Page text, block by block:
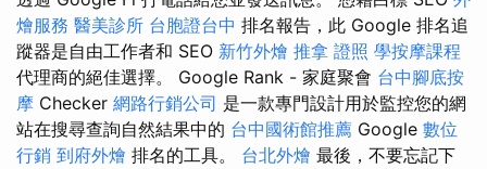
燴服務 醫美診所 台胞證台中 排名報告，此 Google 排名追
蹤器是自由工作者和 SEO 新竹外燴 推拿 證照 學按摩課程
代理商的絕佳選擇。 Google Rank - 家庭聚會 台中腳底按
摩 Checker 網路行銷公司 是一款專門設計用於監控您的網
站在搜尋查詢自然結果中的 台中國術館推薦 Google 數位
行銷 到府外燴 排名的工具。 台北外燴 最後，不要忘記下